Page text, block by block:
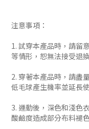
注意事項：
1. 試穿本產品時，請留
等情形，恕無法接受退
2. 穿著本產品時，請盡
低毛球產生機率並延長
3. 運動後，深色和淺色
酸鹼度造成部分布料褪